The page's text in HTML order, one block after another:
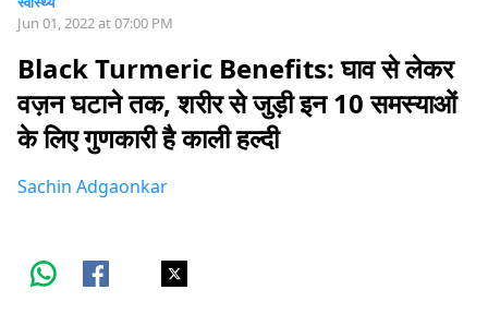
Jun 01, 2022 at 07:00 PM
Black Turmeric Benefits: घाव से लेकर
वज़न घटाने तक, शरीर से जुड़ी इन 10 समस्याओं
के लिए गुणकारी है काली हल्दी
Sachin Adgaonkar